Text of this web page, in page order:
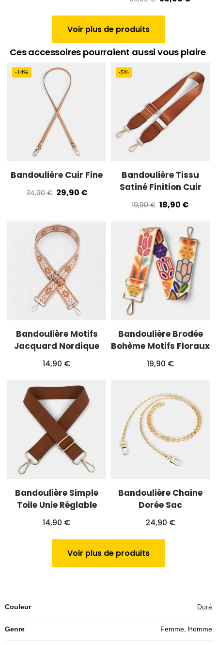
Voir plus de produits
Ces accessoires pourraient aussi vous plaire
-14%
Bandoulière Cuir Fine
34,90€ 29,90 €
-5%
Bandoulière Tissu
Satiné Finition Cuir
19,90€ 18,90 €
Bandoulière Motifs
Jacquard Nordique
14,90 €
Bandoulière Brodée
Bohème Motifs Floraux
19,90 €
Bandoulière Simple
Toile Unie Réglable
14,90 €
Bandoulière Chaine
Dorée Sac
24,90 €
Voir plus de produits
Couleur Doré
Genre Femme, Homme